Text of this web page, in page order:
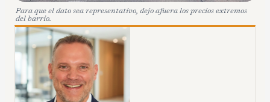
Para que el dato sea representativo, dejo afuera los precios extremos
del barrio.